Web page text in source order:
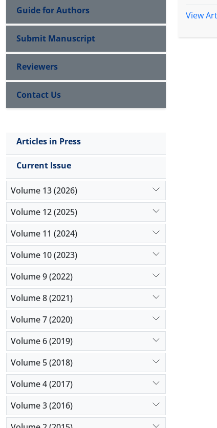
View
Guide for Authors
Submit Manuscript
Reviewers
Contact Us
Articles in Press
Current Issue
Volume 13 (2026)
Volume 12 (2025)
Volume 11 (2024)
Volume 10 (2023)
Volume 9 (2022)
Volume 8 (2021)
Volume 7 (2020)
Volume 6 (2019)
Volume 5 (2018)
Volume 4 (2017)
Volume 3 (2016)